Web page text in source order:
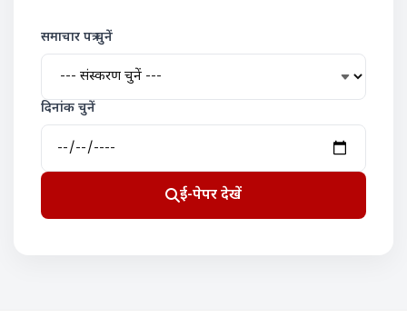
समाचार पत्र चुनें
दिनांक चुनें
ई-पेपर देखें